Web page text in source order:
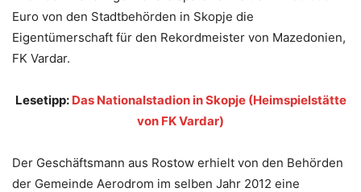
Euro von den Stadtbehörden in Skopje die
Eigentümerschaft für den Rekordmeister von Mazedonien,
FK Vardar.
Lesetipp: Das Nationalstadion in Skopje (Heimspielstätte
von FK Vardar)
Der Geschäftsmann aus Rostow erhielt von den Behörden
der Gemeinde Aerodrom im selben Jahr 2012 eine